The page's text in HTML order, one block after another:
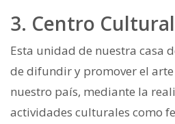
3. Centro
Esta unidad de nuestra casa
de difundir y promover el
nuestro país, mediante la
actividades culturales como